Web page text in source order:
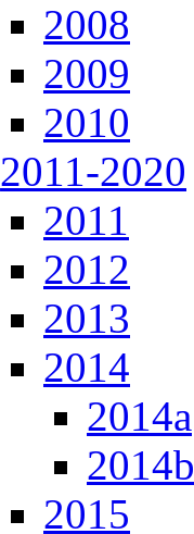
2008
2009
2010
2011-2020
2011
2012
2013
2014
2014a
2014b
2015